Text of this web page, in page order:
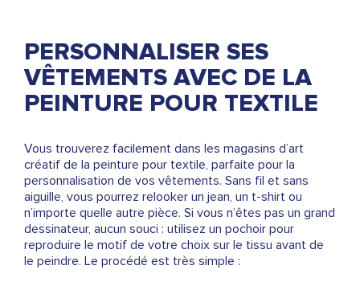
PERSONNALISER SES
VÊTEMENTS AVEC DE LA
PEINTURE POUR TEXTILE
Vous trouverez facilement dans les magasins d’art
créatif de la peinture pour textile, parfaite pour la
personnalisation de vos vêtements. Sans fil et sans
aiguille, vous pourrez relooker un jean, un t-shirt ou
n’importe quelle autre pièce. Si vous n’êtes pas un grand
dessinateur, aucun souci : utilisez un pochoir pour
reproduire le motif de votre choix sur le tissu avant de
le peindre. Le procédé est très simple :